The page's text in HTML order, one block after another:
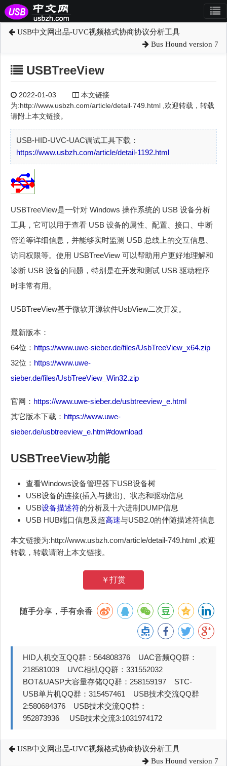
USB中文网出品-UVC视频格式协商协议分析工具
Bus Hound version 7
USBTreeView
2022-01-03
本文链接
为:http://www.usbzh.com/article/detail-749.html ,欢迎转载，转载
请附上本文链接。
USB-HID-UVC-UAC调试工具下载：
https://www.usbzh.com/article/detail-1192.html
USBTreeView是一针对 Windows 操作系统的 USB 设备分析
工具，它可以用于查看 USB 设备的属性、配置、接口、中断
管道等详细信息，并能够实时监测 USB 总线上的交互信息、
访问权限等。使用 USBTreeView 可以帮助用户更好地理解和
诊断 USB 设备的问题，特别是在开发和测试 USB 驱动程序
时非常有用。
USBTreeView基于微软开源软件UsbView二次开发。
最新版本：
64位： https://www.uwe-sieber.de/files/UsbTreeView_x64.zip
32位： https://www.uwe-
sieber.de/files/UsbTreeView_Win32.zip
官网： https://www.uwe-sieber.de/usbtreeview_e.html
其它版本下载： https://www.uwe-
sieber.de/usbtreeview_e.html#download
USBTreeView功能
查看Windows设备管理器下USB设备树
USB设备的连接(插入与拨出)、状态和驱动信息
USB设备描述符的分析及十六进制DUMP信息
USB HUB端口信息及超高速与USB2.0的伴随描述符信息
本文链接为:http://www.usbzh.com/article/detail-749.html ,欢迎
转载，转载请附上本文链接。
￥打赏
随手分享，手有余香
HID人机交互QQ群：564808376 UAC音频QQ群：
218581009 UVC相机QQ群：331552032
BOT&UASP大容量存储QQ群：258159197 STC-
USB单片机QQ群：315457461 USB技术交流QQ群
2:580684376 USB技术交流QQ群：
952873936 USB技术交流3:1031974172
USB中文网出品-UVC视频格式协商协议分析工具
Bus Hound version 7